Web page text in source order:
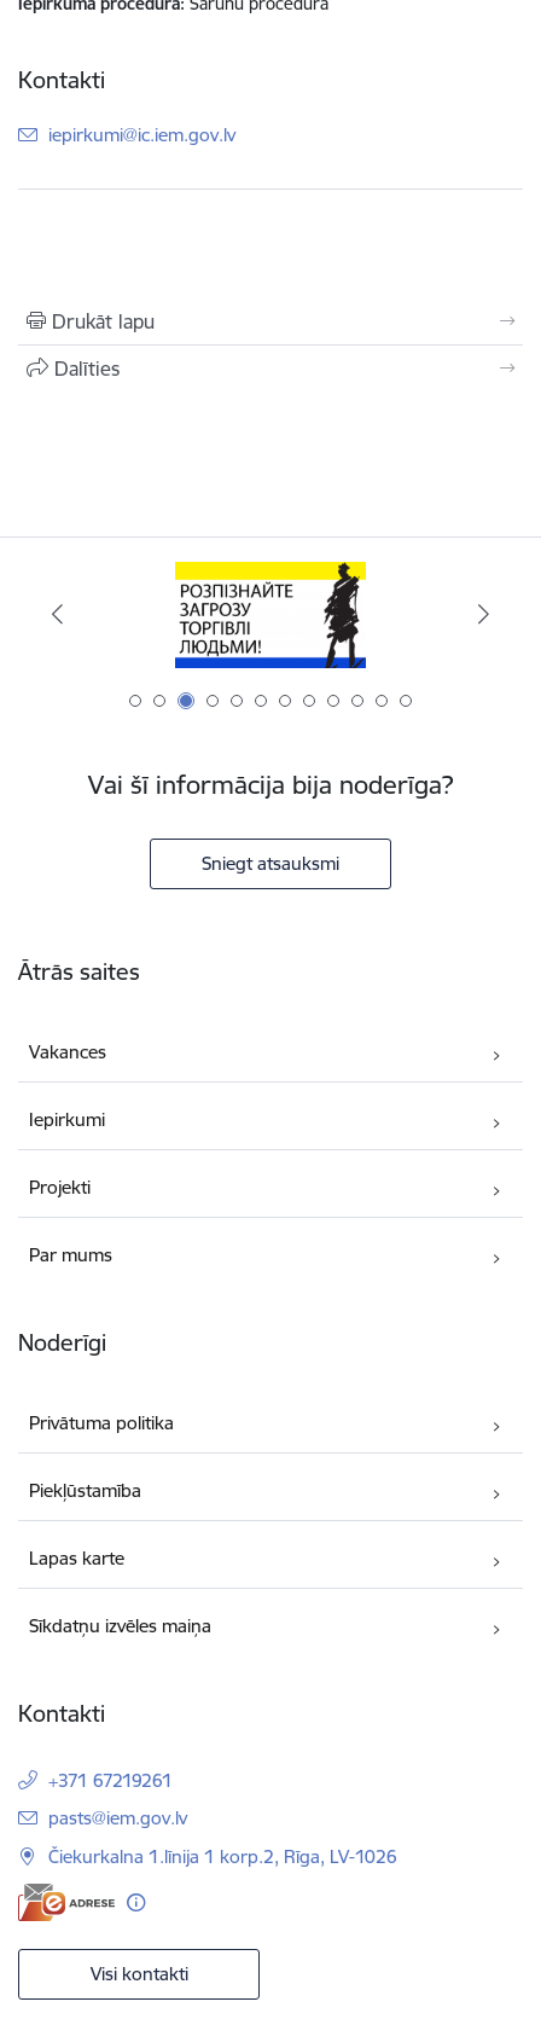
Kontakti
E-pasts:
iepirkumi@ic.iem.gov.lv
Drukāt lapu
Dalīties
Vai šī informācija bija noderīga?
Sniegt atsauksmi
Ātrās saites
Vakances
Iepirkumi
Projekti
Par mums
Noderīgi
Privātuma politika
Piekļūstamība
Lapas karte
Sīkdatņu izvēles maiņa
Kontakti
+371 67219261
E-pasts:
pasts@iem.gov.lv
Čiekurkalna 1.līnija 1 korp.2, Rīga, LV-1026
Visi kontakti